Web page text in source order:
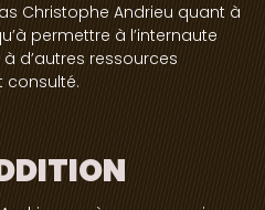
Christophe Andrieu quant à
permettre à l’internaute
d’autres ressources
consulté.